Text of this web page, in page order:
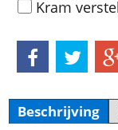
Kram
Beschrijving